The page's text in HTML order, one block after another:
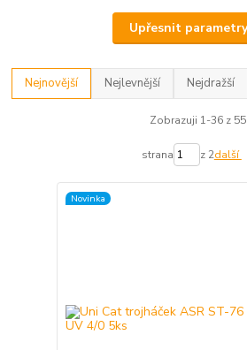
Upřesnit parametry
Nejnovější Nejlevnější Nejdražší
Zobrazuji 1-36 z 55
strana z 2další
Novinka